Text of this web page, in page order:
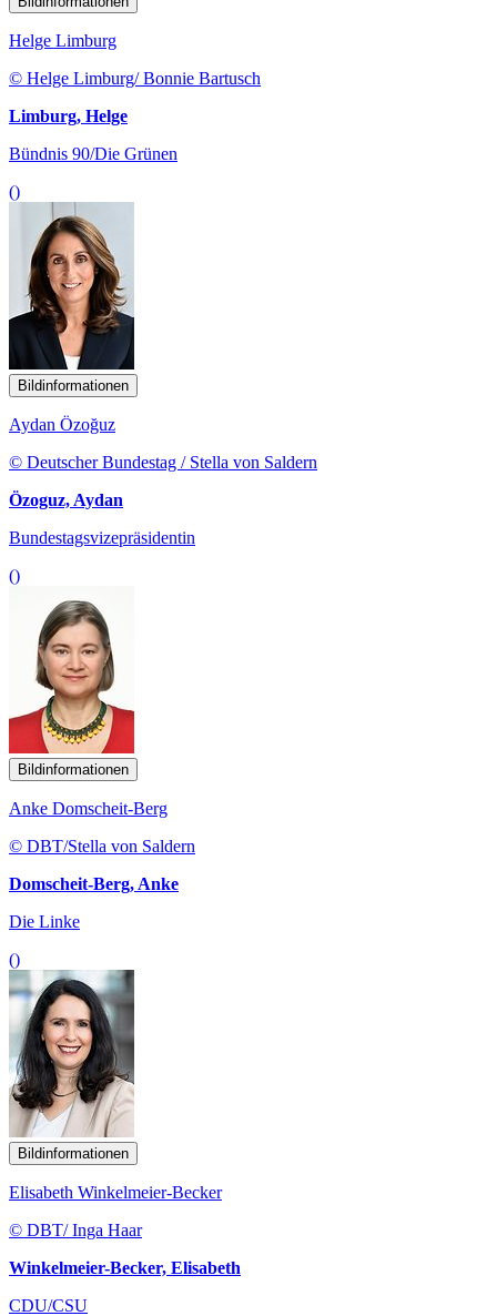
Helge Limburg
© Helge Limburg/ Bonnie Bartusch
Limburg, Helge
Bündnis 90/Die Grünen
()
Bildinformationen
Aydan Özoğuz
© Deutscher Bundestag / Stella von Saldern
Özoguz, Aydan
Bundestagsvizepräsidentin
()
Bildinformationen
Anke Domscheit-Berg
© DBT/Stella von Saldern
Domscheit-Berg, Anke
Die Linke
()
Bildinformationen
Elisabeth Winkelmeier-Becker
© DBT/ Inga Haar
Winkelmeier-Becker, Elisabeth
CDU/CSU